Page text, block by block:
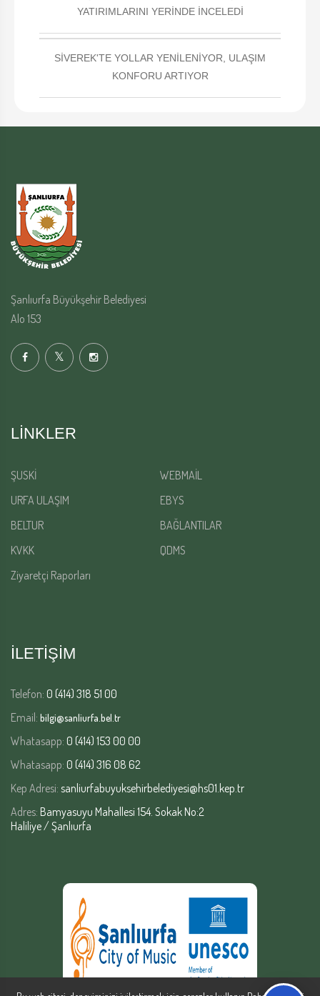
YATIRIMLARINI YERİNDE İNCELEDİ
SİVEREK'TE YOLLAR YENİLENİYOR, ULAŞIM
KONFORU ARTIYOR
Şanlıurfa Büyükşehir Belediyesi
Alo 153
LINKLER
ŞUSKİ
WEBMAİL
URFA ULAŞIM
EBYS
BELTUR
BAĞLANTILAR
KVKK
QDMS
Ziyaretçi Raporları
İLETİŞİM
Telefon: 0 (414) 318 51 00
Email: bilgi@sanliurfa.bel.tr
Whatasapp: 0 (414) 153 00 00
Whatasapp: 0 (414) 316 08 62
Kep Adresi: sanliurfabuyuksehirbelediyesi@hs01.kep.tr
Adres: Bamyasuyu Mahallesi 154. Sokak No:2
Haliliye / Şanlıurfa